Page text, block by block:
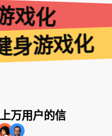
戏化
身游戏化
万用户的信